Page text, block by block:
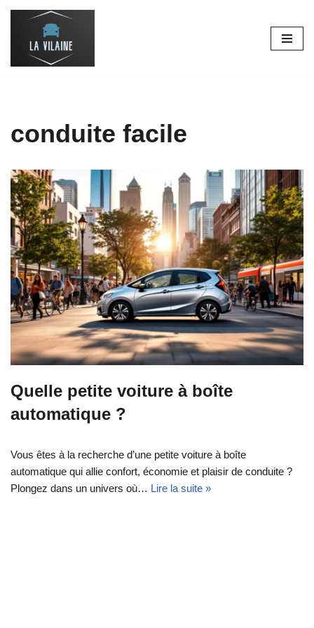
conduite facile
Quelle petite voiture à boîte
automatique ?
Vous êtes à la recherche d’une petite voiture à boîte
automatique qui allie confort, économie et plaisir de conduite ?
Plongez dans un univers où… Lire la suite »